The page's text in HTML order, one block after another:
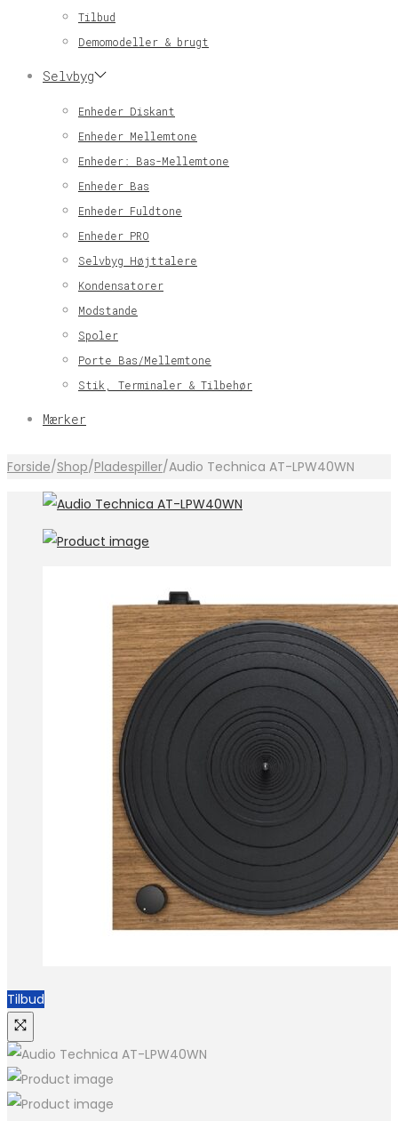
Tilbud
Demomodeller & brugt
Selvbyg
Enheder Diskant
Enheder Mellemtone
Enheder: Bas-Mellemtone
Enheder Bas
Enheder Fuldtone
Enheder PRO
Selvbyg Højttalere
Kondensatorer
Modstande
Spoler
Porte Bas/Mellemtone
Stik, Terminaler & Tilbehør
Mærker
Forside/Shop/Pladespiller/Audio Technica AT-LPW40WN
Tilbud